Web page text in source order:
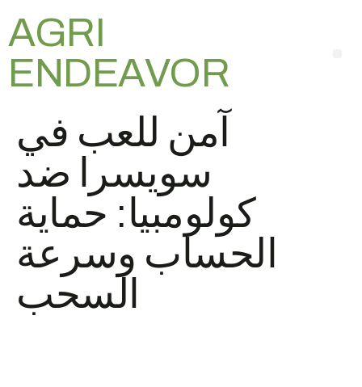
AGRI
ENDEAVOR
آمن للعب في
سويسرا ضد
كولومبيا: حماية
الحساب وسرعة
السحب